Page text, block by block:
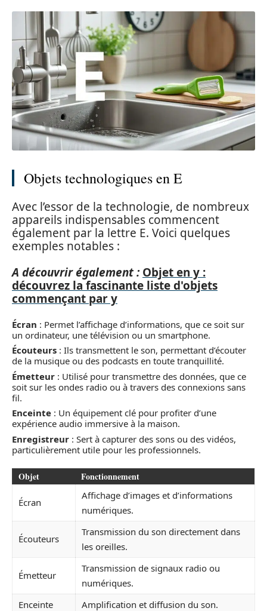
Objets technologiques en E
Avec l’essor de la technologie, de nombreux
appareils indispensables commencent
également par la lettre E. Voici quelques
exemples notables :
A découvrir également : Objet en y :
découvrez la fascinante liste d'objets
commençant par y
Écran : Permet l’affichage d’informations, que ce soit sur
un ordinateur, une télévision ou un smartphone.
Écouteurs : Ils transmettent le son, permettant d’écouter
de la musique ou des podcasts en toute tranquillité.
Émetteur : Utilisé pour transmettre des données, que ce
soit sur les ondes radio ou à travers des connexions sans
fil.
Enceinte : Un équipement clé pour profiter d’une
expérience audio immersive à la maison.
Enregistreur : Sert à capturer des sons ou des vidéos,
particulièrement utile pour les professionnels.
Objet Fonctionnement
Écran
Affichage d’images et d’informations
numériques.
Écouteurs
Transmission du son directement dans
les oreilles.
Émetteur
Transmission de signaux radio ou
numériques.
Enceinte
Amplification et diffusion du son.